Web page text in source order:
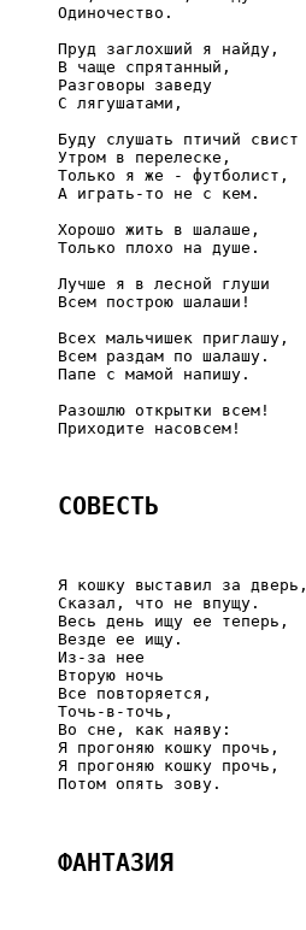
     Одиночество.
     Пруд заглохший я найду,
     В чаще спрятанный,
     Разговоры заведу
     С лягушатами,
     Буду слушать птичий свист
     Утром в перелеске,
     Только я же - футболист,
     А играть-то не с кем.
     Хорошо жить в шалаше,
     Только плохо на душе.
     Лучше я в лесной глуши
     Всем построю шалаши!
     Всех мальчишек приглашу,
     Всем раздам по шалашу.
     Папе с мамой напишу.
     Разошлю открытки всем!
     Приходите насовсем!
СОВЕСТЬ
     Я кошку выставил за дверь,
     Сказал, что не впущу.
     Весь день ищу ее теперь,
     Везде ее ищу.
     Из-за нее
     Вторую ночь
     Все повторяется,
     Точь-в-точь,
     Во сне, как наяву:
     Я прогоняю кошку прочь,
     Я прогоняю кошку прочь,
     Потом опять зову.
ФАНТАЗИЯ